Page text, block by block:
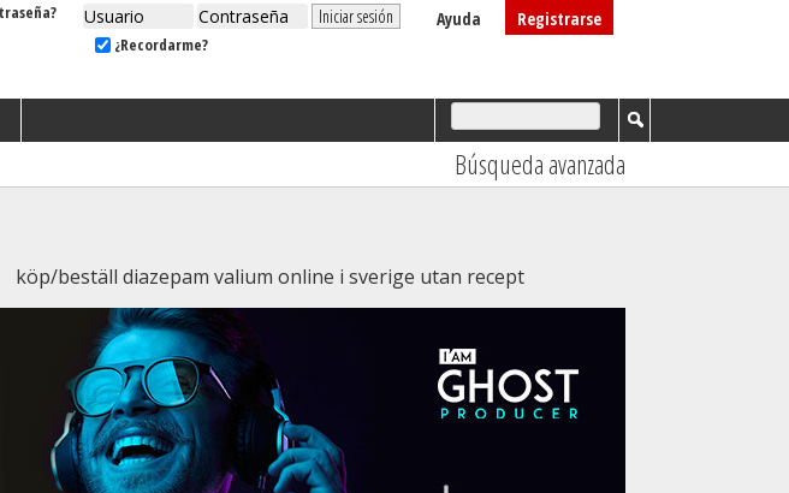
Registrarse
Ayuda
¿Recordarme?
Búsqueda avanzada
köp/beställ diazepam valium online i sverige utan recept